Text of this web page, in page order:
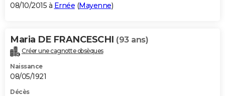
08/10/2015 à Ernée (Mayenne)
Maria DE FRANCESCHI (93 ans)
Créer une cagnotte obsèques
Naissance
08/05/1921
Décès